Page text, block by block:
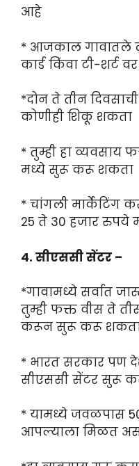
आहे
* आजकाल गावातले
कार्ड किंवा टी-शर्ट
*दोन ते तीन
कोणीही शिकू शकता
* तुम्ही हा व्यवसाय
मध्ये सुरू करू शकता
* चांगली मार्केटिंग
25 ते 30 हजार रुपये
4. सीएससी सेंटर –
*गावामध्ये सर्वात
तुम्ही फक्त वीस ते
करून सुरू करू
* भारत सरकार पण
सीएससी सेंटर सुरू
* यामध्ये जवळपास
आपल्याला मिळत